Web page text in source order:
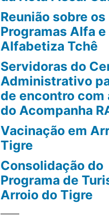
Reunião sobre os
Programas Alfa e
Alfabetiza Tchê
Servidoras do
Administrativo
de encontro com
do Acompanha
Vacinação em
Tigre
Consolidação do
Programa de
Arroio do Tigre